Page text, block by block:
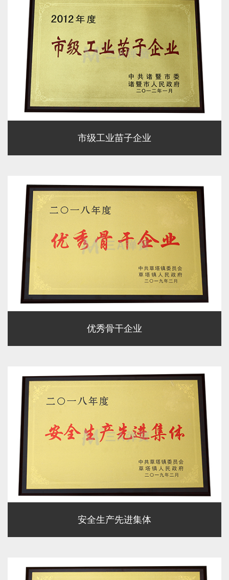
市级工业苗子企业
优秀骨干企业
安全生产先进集体